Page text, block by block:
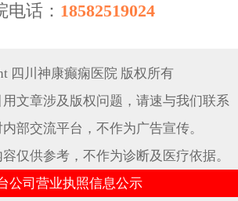
电话： 18582519024
四川神康癫痫医院 版权所有
文章涉及版权问题，请速与我们联系
部交流平台，不作为广告宣传。
仅供参考，不作为诊断及医疗依据。
公司营业执照信息公示